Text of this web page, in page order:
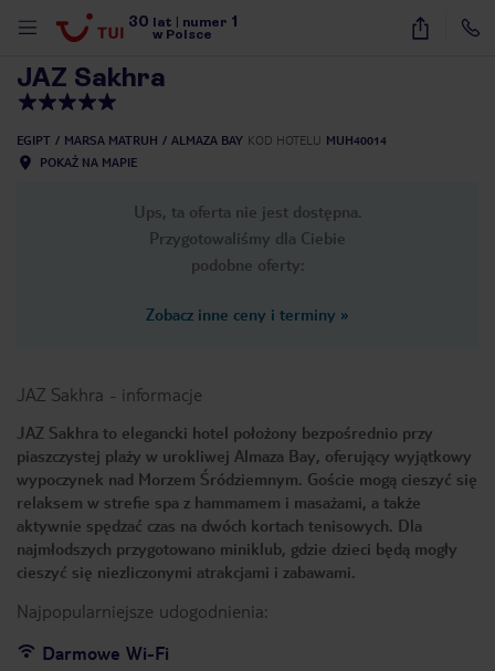
30 lat numer 1
w Polsce
24
JAZ Sakhra
EGIPT MARSA MATRUH ALMAZA BAY KOD HOTELU MUH40014
POKAŻ NA MAPIE
Ups, ta oferta nie jest dostępna.
Przygotowaliśmy dla Ciebie
podobne oferty:
Zobacz inne ceny i terminy »
JAZ Sakhra - informacje
JAZ Sakhra to elegancki hotel położony bezpośrednio przy
piaszczystej plaży w urokliwej Almaza Bay, oferujący wyjątkowy
wypoczynek nad Morzem Śródziemnym. Goście mogą cieszyć się
relaksem w strefie spa z hammamem i masażami, a także
aktywnie spędzać czas na dwóch kortach tenisowych. Dla
najmłodszych przygotowano miniklub, gdzie dzieci będą mogły
cieszyć się niezliczonymi atrakcjami i zabawami.
Najpopularniejsze udogodnienia:
Darmowe Wi-Fi